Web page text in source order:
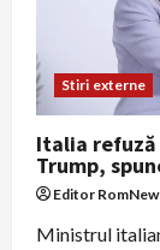
la
Stiri externe
Italia refuză
Trump,
Editor
Ministrul